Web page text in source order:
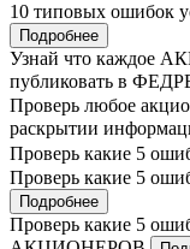
10 типовых ошибок
Подробнее
Узнай что каждое
публиковать в
Проверь любое
раскрытии
Проверь какие 5
Проверь какие 5
Подробнее
Проверь какие 5